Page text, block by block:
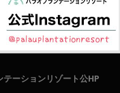
テーションリゾート公HP